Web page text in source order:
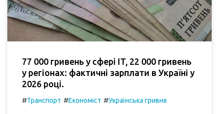
77 000 гривень у сфері IT, 22 000 гривень
у регіонах: фактичні зарплати в Україні у
2026 році.
#Транспорт #Економіст #Українська гривня